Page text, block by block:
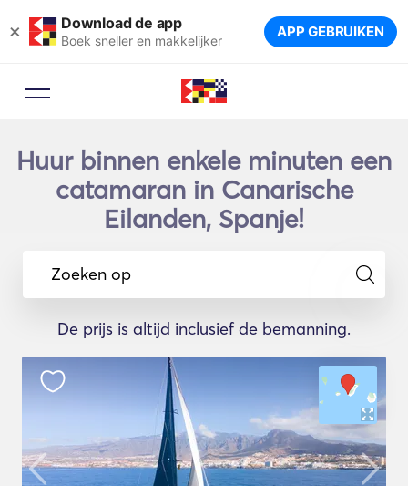
× Download de app
Boek sneller en makkelijker APP GEBRUIKEN
Huur binnen enkele minuten een
catamaran in Canarische
Eilanden, Spanje!
Zoeken op
De prijs is altijd inclusief de bemanning.